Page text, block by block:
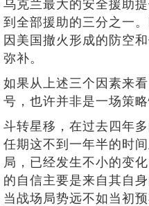
乌克兰最大的安全援助
到全部援助的三分之一
因美国撤火形成的防空
弥补。
如果从上述三个因素来
号，也许并非是一场策略
斗转星移，在过去四年
任期这不到一年半的时
局，已经发生不小的变
的自信主要是来自其自
当战场局势远不如当初